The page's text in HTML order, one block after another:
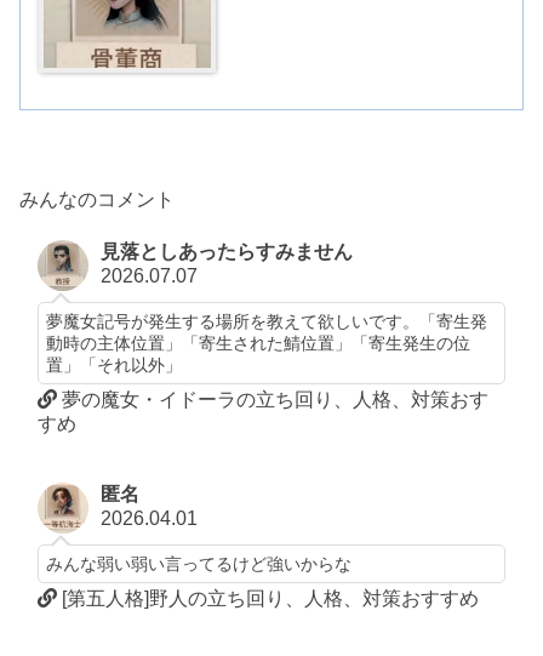
みんなのコメント
見落としあったらすみません
2026.07.07
夢魔女記号が発生する場所を教えて欲しいです。「寄生発
動時の主体位置」「寄生された鯖位置」「寄生発生の位
置」「それ以外」
夢の魔女・イドーラの立ち回り、人格、対策おす
すめ
匿名
2026.04.01
みんな弱い弱い言ってるけど強いからな
[第五人格]野人の立ち回り、人格、対策おすすめ